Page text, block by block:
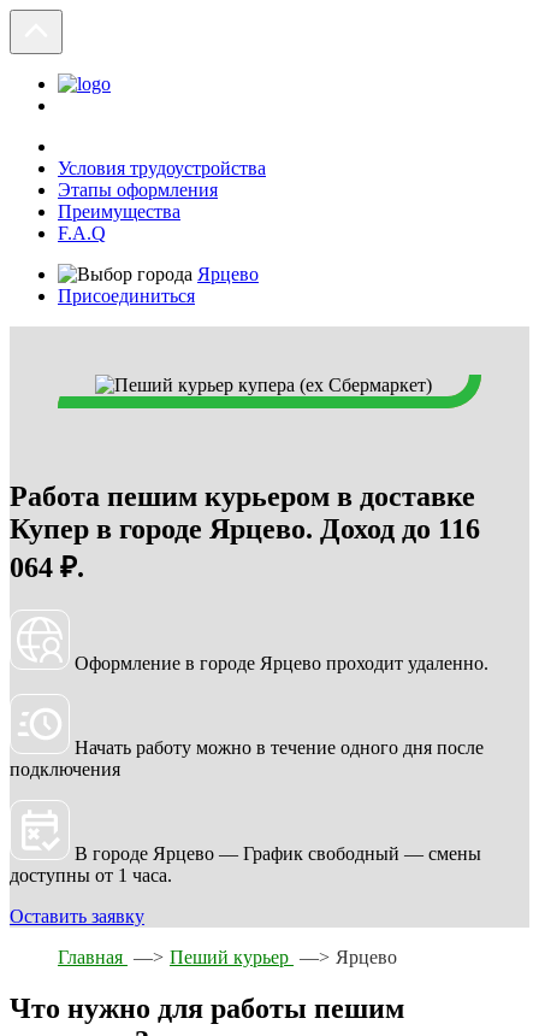
Условия трудоустройства
Этапы оформления
Преимущества
F.A.Q
Ярцево
Присоединиться
Работа пешим курьером в доставке
Купер в городе Ярцево. Доход до 116
064 ₽.
Оформление в городе Ярцево проходит удаленно.
Начать работу можно в течение одного дня после
подключения
В городе Ярцево — График свободный — смены
доступны от 1 часа.
Оставить заявку
Главная —> Пеший курьер —> Ярцево
Что нужно для работы пешим